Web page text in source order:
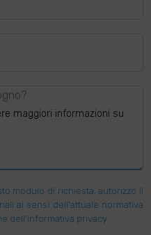
modulo di richiesta, autorizzo il
ai sensi dell'attuale normativa
dell'informativa privacy.